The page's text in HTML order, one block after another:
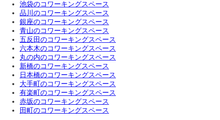
池袋のコワーキングスペース
品川のコワーキングスペース
銀座のコワーキングスペース
青山のコワーキングスペース
五反田のコワーキングスペース
六本木のコワーキングスペース
丸の内のコワーキングスペース
新橋のコワーキングスペース
日本橋のコワーキングスペース
大手町のコワーキングスペース
有楽町のコワーキングスペース
赤坂のコワーキングスペース
田町のコワーキングスペース